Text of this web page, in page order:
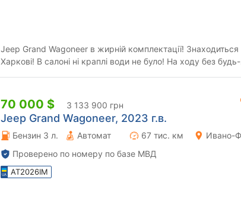
Jeep Grand Wagoneer в жирній комплектації! Знаходиться в
Харкові! В салоні ні краплі води не було! На ходу без будь-
70 000 $ 3 133 900 грн
Jeep Grand Wagoneer, 2023 г.в.
Бензин 3 л. Автомат 67 тис. км
Проверено по номеру по базе МВД
AT2026IM